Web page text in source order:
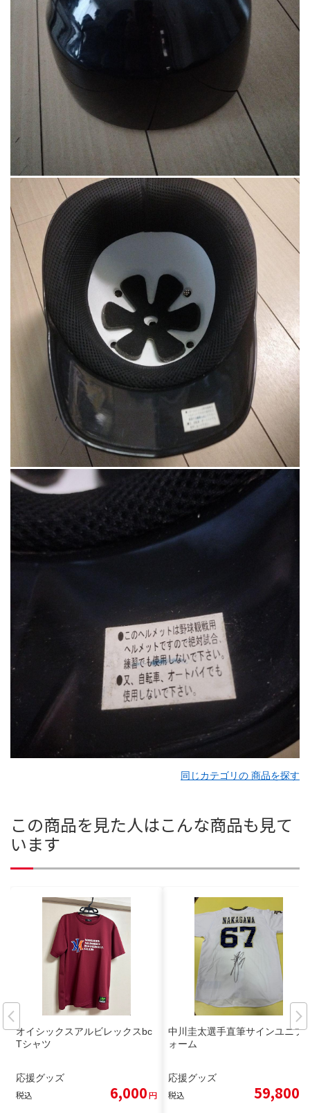
同じカテゴリの 商品を探す
この商品を見た人はこんな商品も見て
います
オイシックスアルビレックスbc
Tシャツ
応援グッズ
税込 6,000円
中川圭太選手直筆サインユニフ
ォーム
応援グッズ
税込 59,800